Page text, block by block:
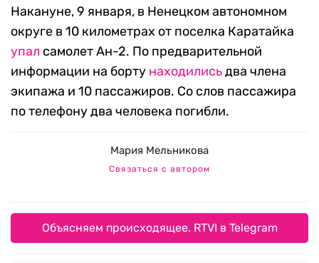
Накануне, 9 января, в Ненецком автономном
округе в 10 километрах от поселка Каратайка
упал самолет Ан-2. По предварительной
информации на борту находилисьдва члена
экипажа и 10 пассажиров. Со слов пассажира
по телефону два человека погибли.
Мария Мельникова
Связаться с автором
Объясняем происходящее. RTVI в Telegram